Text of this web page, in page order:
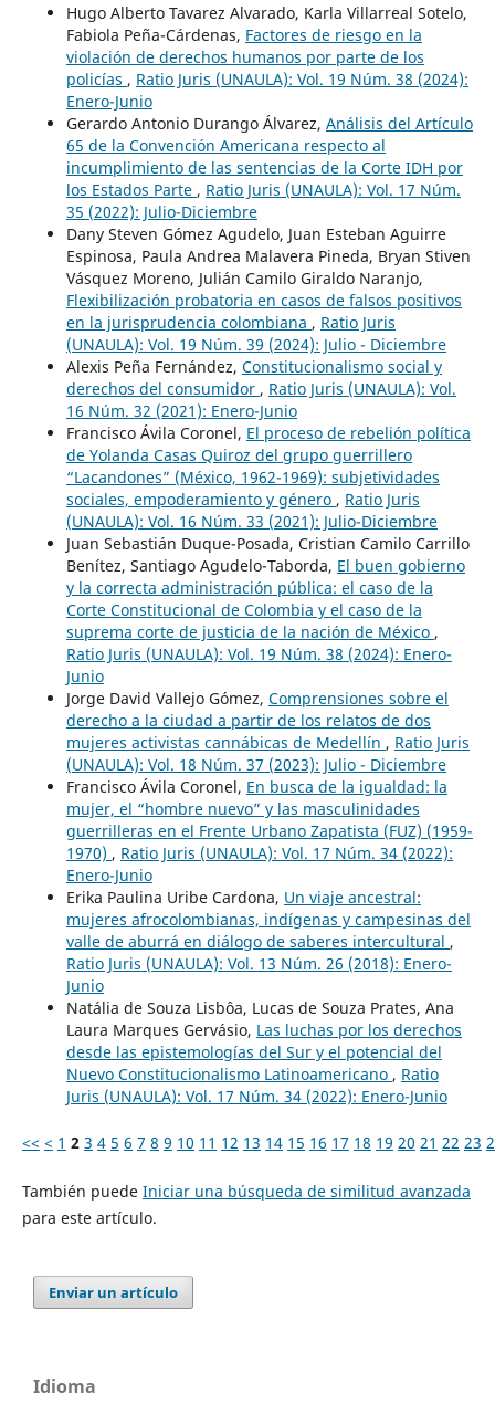
Hugo Alberto Tavarez Alvarado, Karla Villarreal Sotelo,
Fabiola Peña-Cárdenas, Factores de riesgo en la
violación de derechos humanos por parte de los
policías , Ratio Juris (UNAULA): Vol. 19 Núm. 38 (2024):
Enero-Junio
Gerardo Antonio Durango Álvarez, Análisis del Artículo
65 de la Convención Americana respecto al
incumplimiento de las sentencias de la Corte IDH por
los Estados Parte , Ratio Juris (UNAULA): Vol. 17 Núm.
35 (2022): Julio-Diciembre
Dany Steven Gómez Agudelo, Juan Esteban Aguirre
Espinosa, Paula Andrea Malavera Pineda, Bryan Stiven
Vásquez Moreno, Julián Camilo Giraldo Naranjo,
Flexibilización probatoria en casos de falsos positivos
en la jurisprudencia colombiana , Ratio Juris
(UNAULA): Vol. 19 Núm. 39 (2024): Julio - Diciembre
Alexis Peña Fernández, Constitucionalismo social y
derechos del consumidor , Ratio Juris (UNAULA): Vol.
16 Núm. 32 (2021): Enero-Junio
Francisco Ávila Coronel, El proceso de rebelión política
de Yolanda Casas Quiroz del grupo guerrillero
“Lacandones” (México, 1962-1969): subjetividades
sociales, empoderamiento y género , Ratio Juris
(UNAULA): Vol. 16 Núm. 33 (2021): Julio-Diciembre
Juan Sebastián Duque-Posada, Cristian Camilo Carrillo
Benítez, Santiago Agudelo-Taborda, El buen gobierno
y la correcta administración pública: el caso de la
Corte Constitucional de Colombia y el caso de la
suprema corte de justicia de la nación de México ,
Ratio Juris (UNAULA): Vol. 19 Núm. 38 (2024): Enero-
Junio
Jorge David Vallejo Gómez, Comprensiones sobre el
derecho a la ciudad a partir de los relatos de dos
mujeres activistas cannábicas de Medellín , Ratio Juris
(UNAULA): Vol. 18 Núm. 37 (2023): Julio - Diciembre
Francisco Ávila Coronel, En busca de la igualdad: la
mujer, el “hombre nuevo” y las masculinidades
guerrilleras en el Frente Urbano Zapatista (FUZ) (1959-
1970) , Ratio Juris (UNAULA): Vol. 17 Núm. 34 (2022):
Enero-Junio
Erika Paulina Uribe Cardona, Un viaje ancestral:
mujeres afrocolombianas, indígenas y campesinas del
valle de aburrá en diálogo de saberes intercultural ,
Ratio Juris (UNAULA): Vol. 13 Núm. 26 (2018): Enero-
Junio
Natália de Souza Lisbôa, Lucas de Souza Prates, Ana
Laura Marques Gervásio, Las luchas por los derechos
desde las epistemologías del Sur y el potencial del
Nuevo Constitucionalismo Latinoamericano , Ratio
Juris (UNAULA): Vol. 17 Núm. 34 (2022): Enero-Junio
<< < 1 2 3 4 5 6 7 8 9 10 11 12 13 14 15 16 17 18 19 20 21 22 23
También puede Iniciar una búsqueda de similitud avanzada
para este artículo.
Enviar un artículo
Idioma